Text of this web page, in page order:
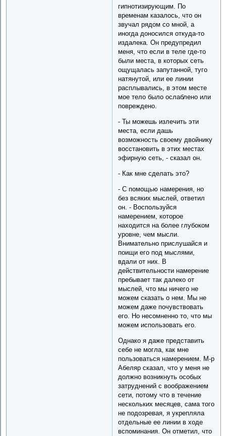
гипнотизирующим. По
временам казалось, что он
звучал рядом со мной, а
иногда доносился откуда-то
издалека. Он предупредил
меня, что если в теле где-то
были места, в которых сеть
ощущалась запутанной, туго
натянутой, или ее линии
расплывались, в этом месте
мое тело было ослаблено или
повреждено.
- Ты можешь излечить эти
места, если дашь
возможность своему двойнику
восстановить в этих местах
эфирную сеть, - сказал он.
- Как мне сделать это?
- С помощью намерения, но
без всяких мыслей, ответил
он. - Воспользуйся
намерением, которое
находится на более глубоком
уровне, чем мысли.
Внимательно прислушайся и
поищи его под мыслями,
вдали от них. В
действительности намерение
пребывает так далеко от
мыслей, что мы ничего не
можем сказать о нем. Мы не
можем даже почувствовать
его. Но несомненно то, что мы
можем использовать его.
Однако я даже представить
себе не могла, как мне
пользоваться намерением. М-р
Абеляр сказал, что у меня не
должно возникнуть особых
затруднений с воображением
сети, потому что в течение
нескольких месяцев, сама того
не подозревая, я укрепляла
отдельные ее линии в ходе
вспоминания. Он отметил, что